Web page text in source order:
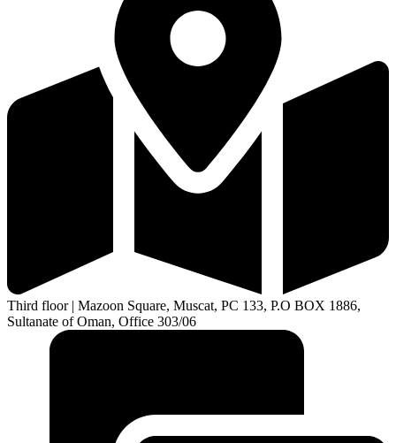
Third floor | Mazoon Square, Muscat, PC 133, P.O BOX 1886,
Sultanate of Oman, Office 303/06